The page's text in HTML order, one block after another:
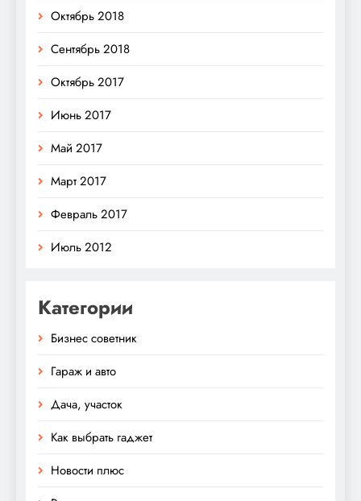
Октябрь 2018
Сентябрь 2018
Октябрь 2017
Июнь 2017
Май 2017
Март 2017
Февраль 2017
Июль 2012
Категории
Бизнес советник
Гараж и авто
Дача, участок
Как выбрать гаджет
Новости плюс